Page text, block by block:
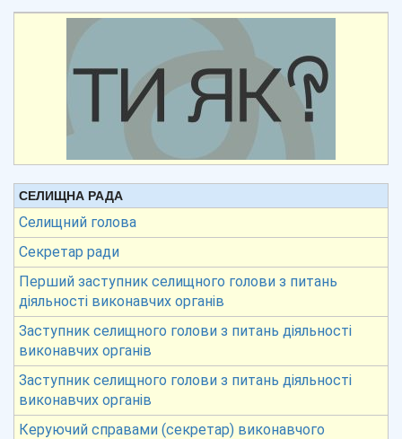
СЕЛИЩНА РАДА
Селищний голова
Секретар ради
Перший заступник селищного голови з питань
діяльності виконавчих органів
Заступник селищного голови з питань діяльності
виконавчих органів
Заступник селищного голови з питань діяльності
виконавчих органів
Керуючий справами (секретар) виконавчого